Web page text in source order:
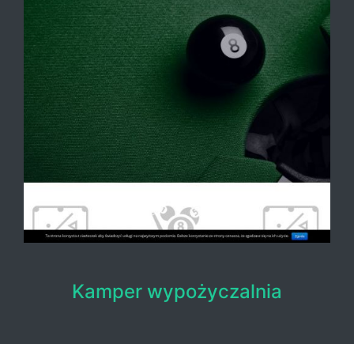
Kamper wypożyczalnia